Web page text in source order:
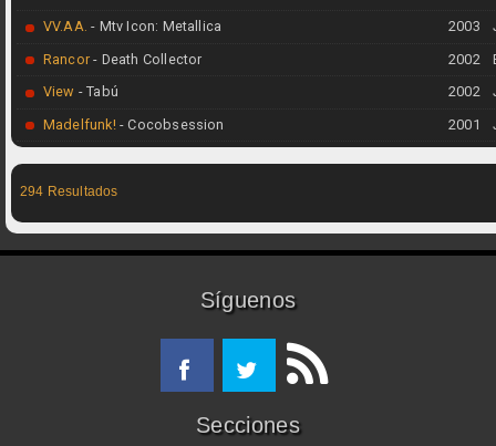
VV.AA. - Mtv Icon: Metallica
2003
Rancor - Death Collector
2002
View - Tabú
2002
Madelfunk! - Cocobsession 2001
294 Resultados
Síguenos
Secciones